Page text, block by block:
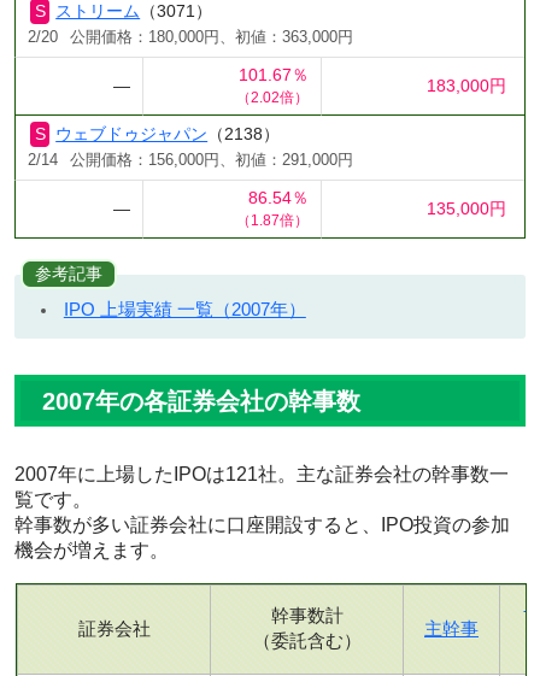
ストリーム （3071）
2/20 公開価格：180,000円、初値：363,000円
―
101.67％
（2.02倍）
183,000円
ウェブドゥジャパン （2138）
2/14 公開価格：156,000円、初値：291,000円
―
86.54％
（1.87倍）
135,000円
参考記事
IPO 上場実績 一覧（2007年）
2007年の各証券会社の幹事数
2007年に上場したIPOは121社。主な証券会社の幹事数一
覧です。
幹事数が多い証券会社に口座開設すると、IPO投資の参加
機会が増えます。
証券会社
幹事数計
（委託含む）
主幹事